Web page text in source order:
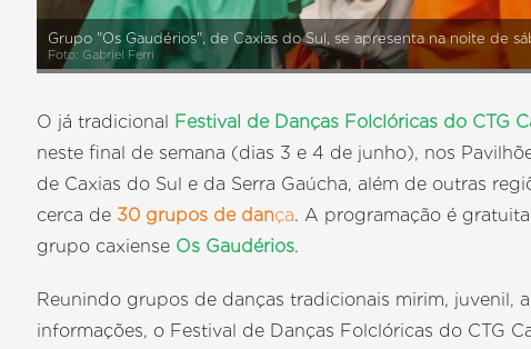
Grupo "Os Gaudérios", de Caxias do Sul, se apresenta na noite de
Foto: Gabriel Ferri
O já tradicional Festival de Danças Folclóricas do CTG
neste final de semana (dias 3 e 4 de junho), nos
de Caxias do Sul e da Serra Gaúcha, além de outras
cerca de 30 grupos de dança. A programação é
grupo caxiense Os Gaudérios.
Reunindo grupos de danças tradicionais mirim, juvenil,
informações, o Festival de Danças Folclóricas do CTG